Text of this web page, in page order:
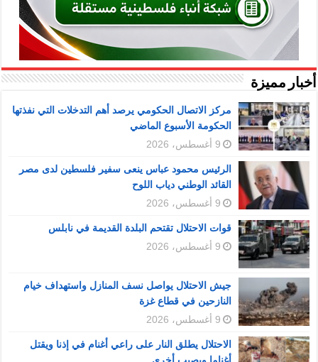
أخبار مميزة
مركز الاتصال الحكومي يرصد أهم التدخلات التي نفذتها
الحكومة الأسبوع الماضي
9 أغسطس، 2026
الرئيس محمود عباس ينعى سفير فلسطين لدى مصر
القائد الوطني دياب اللوح
9 أغسطس، 2026
قوات الاحتلال تقتحم البلدة القديمة في نابلس
9 أغسطس، 2026
جيش الاحتلال يواصل نسف المنازل واستهداف خيام
النازحين في قطاع غزة
9 أغسطس، 2026
الاحتلال يطلق النار على راعي أغنام في إذنا ويقتل
أغناما ويصيب أخرى